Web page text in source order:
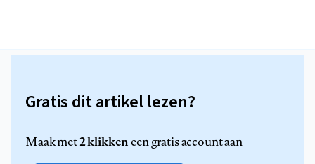
Gratis dit artikel lezen?
Maak met2 klikkeneen gratis account aan